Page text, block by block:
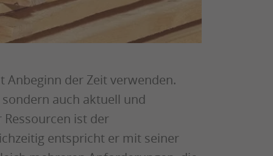
Anbeginn der Zeit verwenden.
auch aktuell und
ist der
entspricht er mit seiner